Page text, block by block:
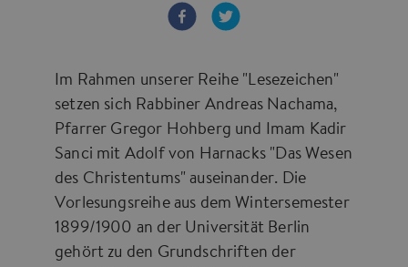
Im Rahmen unserer Reihe "Lesezeichen"
setzen sich Rabbiner Andreas Nachama,
Pfarrer Gregor Hohberg und Imam Kadir
Sanci mit Adolf von Harnacks "Das Wesen
des Christentums" auseinander. Die
Vorlesungsreihe aus dem Wintersemester
1899/1900 an der Universität Berlin
gehört zu den Grundschriften der